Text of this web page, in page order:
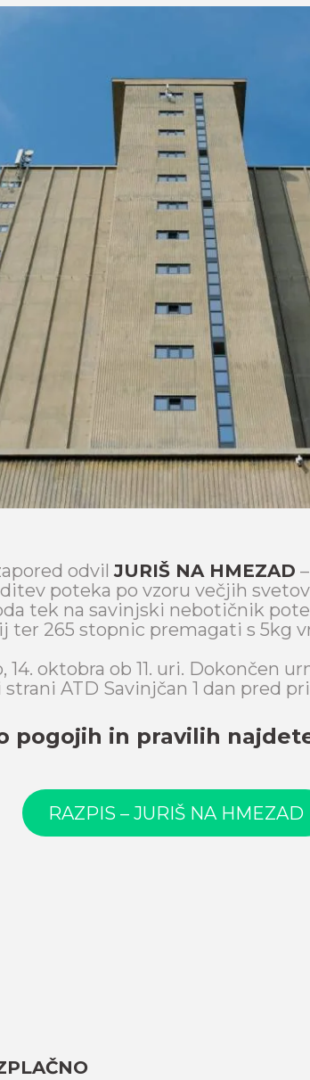
odvil JURIŠ NA HMEZAD
poteka po vzoru večjih
tek na savinjski nebotičnik
ter 265 stopnic premagati s 5kg
oktobra ob 11. uri. Dokončen
ATD Savinjčan 1 dan pred
pogojih in pravilih
RAZPIS – JURIŠ NA HMEZAD